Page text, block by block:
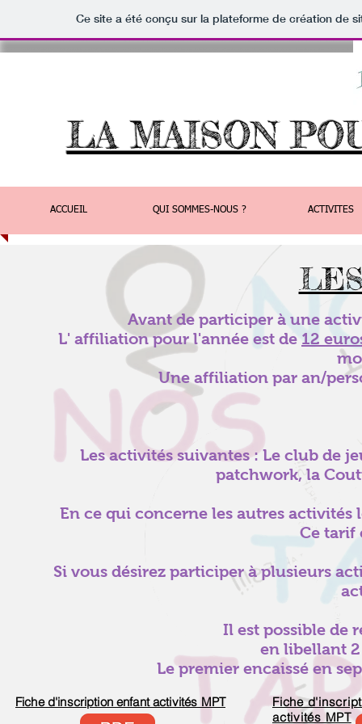
Ce site a été conçu sur la plateforme de création de
LA MAISON
ACCUEIL QUI SOMMES-NOUS ? ACTIVITES
Avant de participer à une
L' affiliation pour l'année est de 12
Une affiliation par an/
Les activités suivantes : Le club de
patchwork, la
En ce qui concerne les autres activités
Ce tarif
Si vous désirez participer à plusieurs
Il est possible de
en libellant
Le premier encaissé en
Fiche d'inscription enfant activités MPT
Fiche
activités MPT